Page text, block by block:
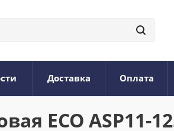
Доставка Оплата
ECO ASP11-